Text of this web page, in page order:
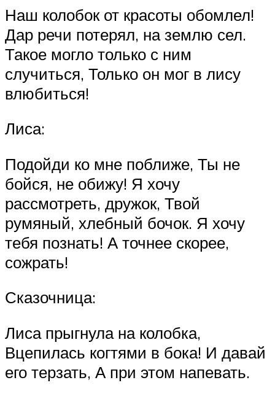
Наш колобок от красоты обомлел!
Дар речи потерял, на землю сел.
Такое могло только с ним
случиться, Только он мог в лису
влюбиться!
Лиса:
Подойди ко мне поближе, Ты не
бойся, не обижу! Я хочу
рассмотреть, дружок, Твой
румяный, хлебный бочок. Я хочу
тебя познать! А точнее скорее,
сожрать!
Сказочница:
Лиса прыгнула на колобка,
Вцепилась когтями в бока! И давай
его терзать, А при этом напевать.